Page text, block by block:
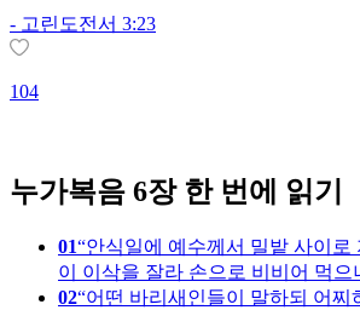
- 고린도전서 3:23
104
누가복음 6장 한 번에 읽기
01 안식일에 예수께서 밀밭 사이로
이 이삭을 잘라 손으로 비비어 먹으
02 어떤 바리새인들이 말하되 어찌